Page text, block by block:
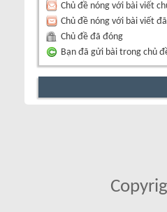
Chủ đề nóng với bài viết
Chủ đề nóng với bài viết
Chủ đề đã đóng
Bạn đã gửi bài trong chủ